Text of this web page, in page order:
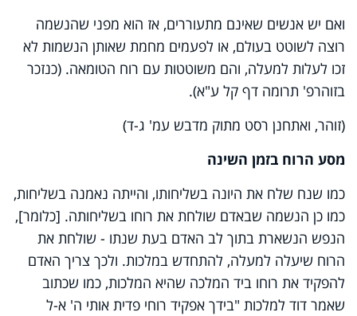
ואם יש אנשים שאינם מתעוררים, אז הוא מפני שהנשמה
רוצה לשוטט בעולם, או לפעמים מחמת שאותן הנשמות לא
זכו לעלות למעלה, והם משוטטות עם רוח הטומאה. (כנזכר
בזוהרפ' תרומה דף קל ע"א).
(זוהר, ואתחנן רסט מתוק מדבש עמ' ג-ד)
מסע הרוח בזמן השינה
כמו שנח שלח את היונה בשליחותו, והייתה נאמנה בשליחות,
כמו כן הנשמה שבאדם שולחת את רוחו בשליחותה. [כלומר],
הנפש הנשארת בתוך לב האדם בעת שנתו - שולחת את
הרוח שיעלה למעלה, להתחדש במלכות. ולכך צריך האדם
להפקיד את רוחו ביד המלכה שהיא המלכות, כמו שכתוב
שאמר דוד למלכות "בידך אפקיד רוחי פדית אותי ה' א-ל